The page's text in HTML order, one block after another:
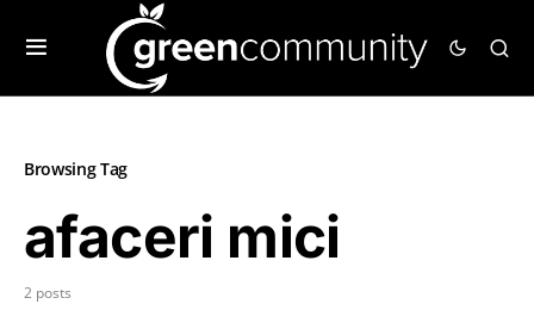
Browsing Tag
afaceri mici
2 posts